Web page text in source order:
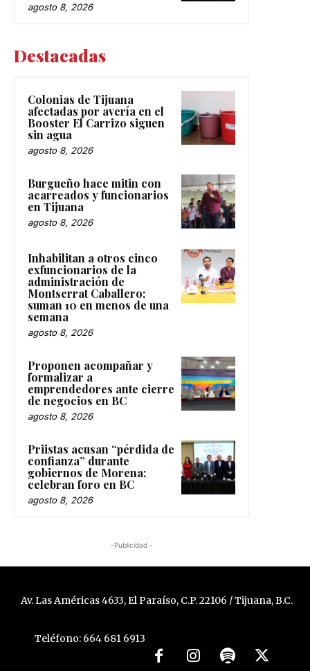
agosto 8, 2026
Destacadas
Colonias de Tijuana
afectadas por avería en el
Booster El Carrizo siguen
sin agua
agosto 8, 2026
Burgueño hace mitin con
acarreados y funcionarios
en Tijuana
agosto 8, 2026
Inhabilitan a otros cinco
exfuncionarios de la
administración de
Montserrat Caballero;
suman 10 en menos de una
semana
agosto 8, 2026
Proponen acompañar y
formalizar a
emprendedores ante cierre
de negocios en BC
agosto 8, 2026
Priistas acusan “pérdida de
confianza” durante
gobiernos de Morena;
celebran foro en BC
agosto 8, 2026
-Publicidad -
Av. Las Américas 4633, El Paraíso, C.P. 22106 / Tijuana, B.C.
Teléfono: 664 681 6913